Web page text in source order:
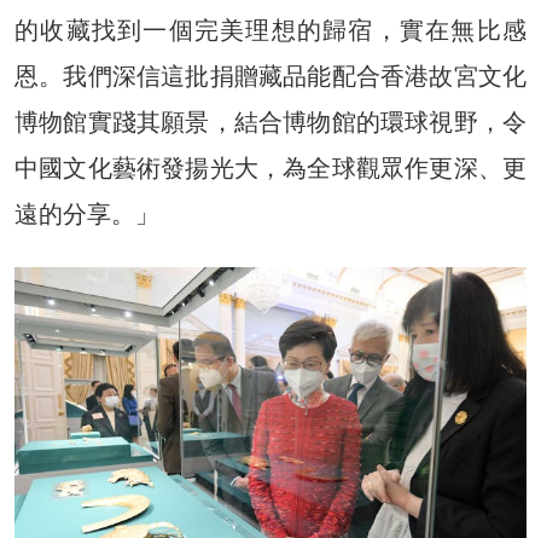
的收藏找到一個完美理想的歸宿，實在無比感
恩。我們深信這批捐贈藏品能配合香港故宮文化
博物館實踐其願景，結合博物館的環球視野，令
中國文化藝術發揚光大，為全球觀眾作更深、更
遠的分享。」